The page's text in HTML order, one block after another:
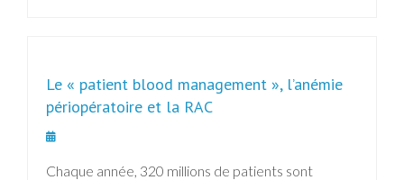
Le « patient blood management », l’anémie
périopératoire et la RAC
Chaque année, 320 millions de patients sont